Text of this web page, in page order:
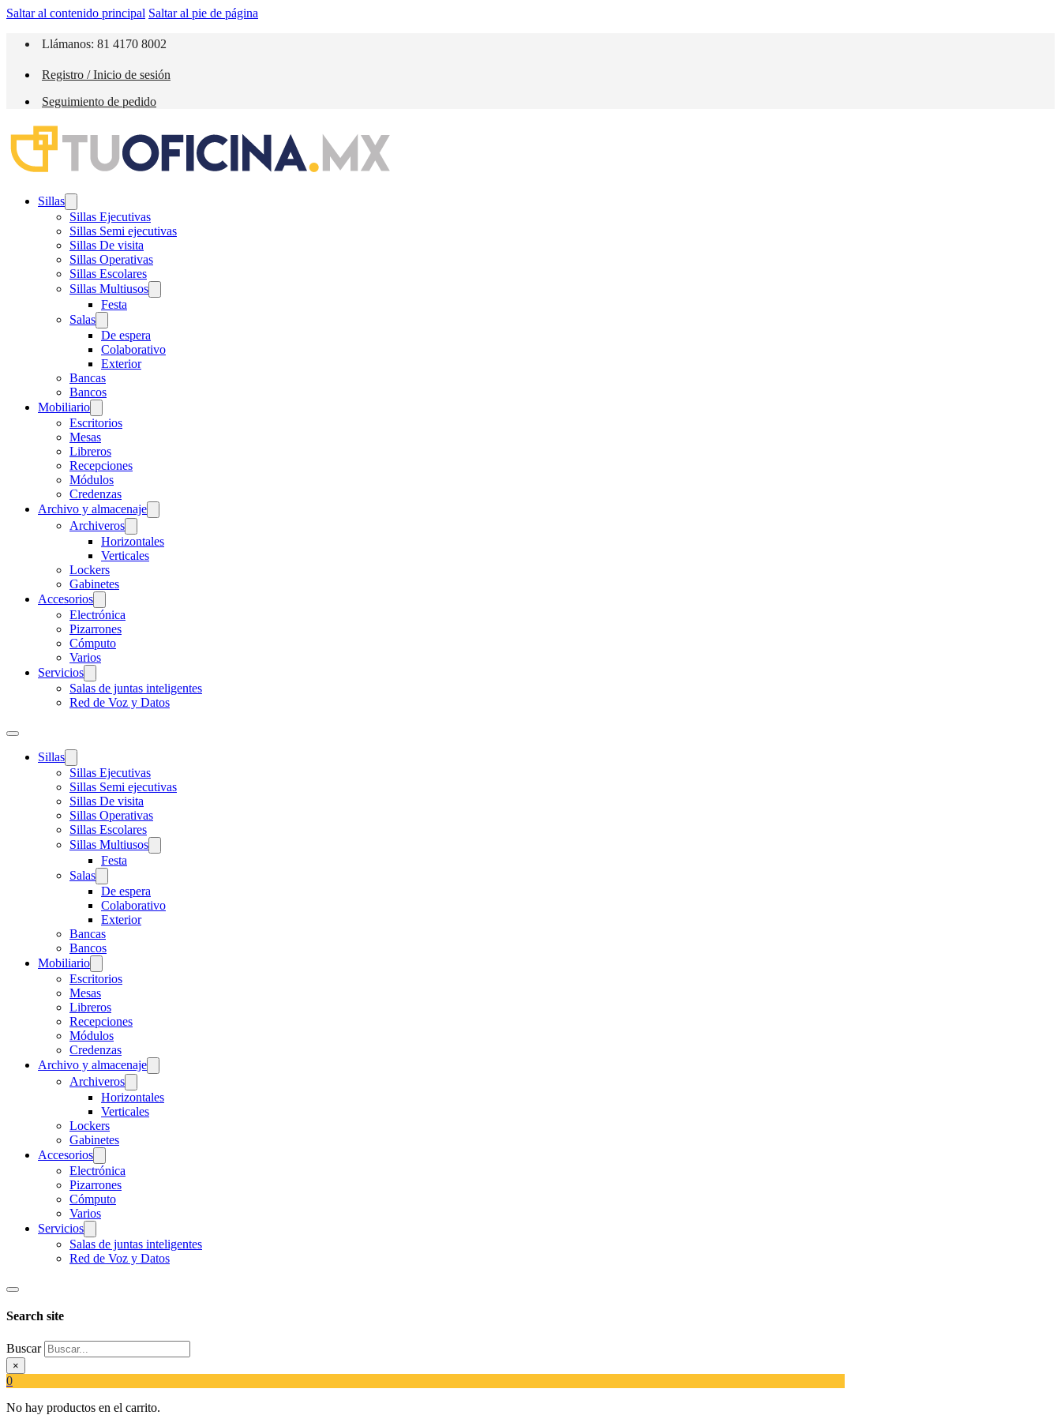
Saltar al contenido principal Saltar al pie de página
Llámanos: 81 4170 8002
Registro / Inicio de sesión
Seguimiento de pedido
Sillas
Sillas Ejecutivas
Sillas Semi ejecutivas
Sillas De visita
Sillas Operativas
Sillas Escolares
Sillas Multiusos
Festa
Salas
De espera
Colaborativo
Exterior
Bancas
Bancos
Mobiliario
Escritorios
Mesas
Libreros
Recepciones
Módulos
Credenzas
Archivo y almacenaje
Archiveros
Horizontales
Verticales
Lockers
Gabinetes
Accesorios
Electrónica
Pizarrones
Cómputo
Varios
Servicios
Salas de juntas inteligentes
Red de Voz y Datos
Sillas
Sillas Ejecutivas
Sillas Semi ejecutivas
Sillas De visita
Sillas Operativas
Sillas Escolares
Sillas Multiusos
Festa
Salas
De espera
Colaborativo
Exterior
Bancas
Bancos
Mobiliario
Escritorios
Mesas
Libreros
Recepciones
Módulos
Credenzas
Archivo y almacenaje
Archiveros
Horizontales
Verticales
Lockers
Gabinetes
Accesorios
Electrónica
Pizarrones
Cómputo
Varios
Servicios
Salas de juntas inteligentes
Red de Voz y Datos
Search site
Buscar
×
0
No hay productos en el carrito.